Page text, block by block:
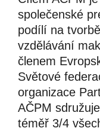
společenské
podílí na
vzdělávání
členem
Světové
organizace
AČPM
téměř 3/4